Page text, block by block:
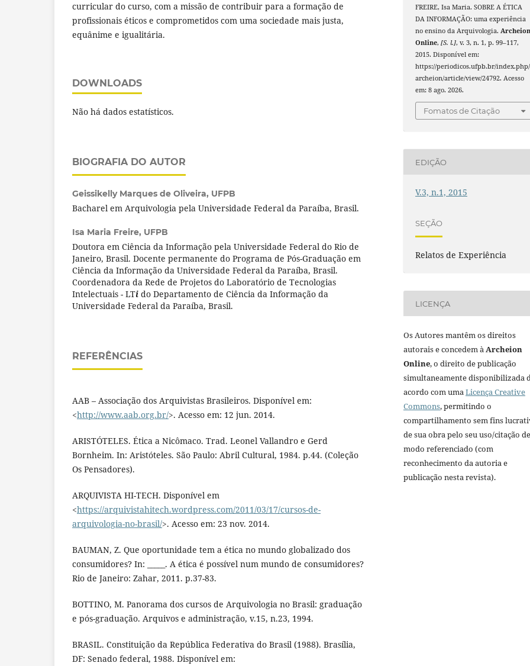
curricular do curso, com a missão de contribuir para a formação de
profissionais éticos e comprometidos com uma sociedade mais justa,
equânime e igualitária.
DOWNLOADS
Não há dados estatísticos.
BIOGRAFIA DO AUTOR
Geissikelly Marques de Oliveira, UFPB
Bacharel em Arquivologia pela Universidade Federal da Paraíba, Brasil.
Isa Maria Freire, UFPB
Doutora em Ciência da Informação pela Universidade Federal do Rio de
Janeiro, Brasil. Docente permanente do Programa de Pós-Graduação em
Ciência da Informação da Universidade Federal da Paraíba, Brasil.
Coordenadora da Rede de Projetos do Laboratório de Tecnologias
Intelectuais - LTi do Departamento de Ciência da Informação da
Universidade Federal da Paraíba, Brasil.
REFERÊNCIAS
AAB – Associação dos Arquivistas Brasileiros. Disponível em:
<http://www.aab.org.br/>. Acesso em: 12 jun. 2014.
ARISTÓTELES. Ética a Nicômaco. Trad. Leonel Vallandro e Gerd
Bornheim. In: Aristóteles. São Paulo: Abril Cultural, 1984. p.44. (Coleção
Os Pensadores).
ARQUIVISTA HI-TECH. Disponível em
<https://arquivistahitech.wordpress.com/2011/03/17/cursos-de-
arquivologia-no-brasil/>. Acesso em: 23 nov. 2014.
BAUMAN, Z. Que oportunidade tem a ética no mundo globalizado dos
consumidores? In: _____. A ética é possível num mundo de consumidores?
Rio de Janeiro: Zahar, 2011. p.37-83.
BOTTINO, M. Panorama dos cursos de Arquivologia no Brasil: graduação
e pós-graduação. Arquivos e administração, v.15, n.23, 1994.
BRASIL. Constituição da República Federativa do Brasil (1988). Brasília,
DF: Senado federal, 1988. Disponível em:
FREIRE, Isa Maria. SOBRE A ÉTICA
DA INFORMAÇÃO: uma experiência
no ensino da Arquivologia.
Online,[S. l.], v. 3, n. 1, p. 99–117,
2015. Disponível em:
https://periodicos.ufpb.br/index.php/
archeion/article/view/24792. Acesso
em: 8 ago. 2026.
Fomatos de Citação
EDIÇÃO
V.3, n.1, 2015
SEÇÃO
Relatos de Experiência
LICENÇA
Os Autores mantêm os direitos
autorais e concedem àArcheion
Online, o direito de publicação
simultaneamente disponibilizada
acordo com umaLicença Creative
Commons, permitindo o
compartilhamento sem fins
de sua obra pelo seu uso/citação de
modo referenciado (com
reconhecimento da autoria e
publicação nesta revista).